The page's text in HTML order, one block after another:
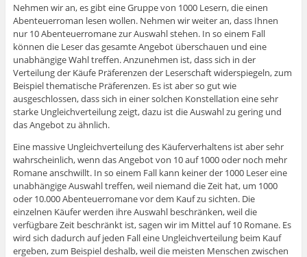
Nehmen wir an, es gibt eine Gruppe von 1000 Lesern, die einen
Abenteuerroman lesen wollen. Nehmen wir weiter an, dass Ihnen
nur 10 Abenteuerromane zur Auswahl stehen. In so einem Fall
können die Leser das gesamte Angebot überschauen und eine
unabhängige Wahl treffen. Anzunehmen ist, dass sich in der
Verteilung der Käufe Präferenzen der Leserschaft widerspiegeln, zum
Beispiel thematische Präferenzen. Es ist aber so gut wie
ausgeschlossen, dass sich in einer solchen Konstellation eine sehr
starke Ungleichverteilung zeigt, dazu ist die Auswahl zu gering und
das Angebot zu ähnlich.
Eine massive Ungleichverteilung des Käuferverhaltens ist aber sehr
wahrscheinlich, wenn das Angebot von 10 auf 1000 oder noch mehr
Romane anschwillt. In so einem Fall kann keiner der 1000 Leser eine
unabhängige Auswahl treffen, weil niemand die Zeit hat, um 1000
oder 10.000 Abenteuerromane vor dem Kauf zu sichten. Die
einzelnen Käufer werden ihre Auswahl beschränken, weil die
verfügbare Zeit beschränkt ist, sagen wir im Mittel auf 10 Romane. Es
wird sich dadurch auf jeden Fall eine Ungleichverteilung beim Kauf
ergeben, zum Beispiel deshalb, weil die meisten Menschen zwischen